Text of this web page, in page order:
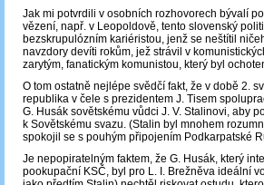
Jak mi potvrdili v osobních rozhovorech bývalí
vězení, např. v Leopoldově, tento slovenský
bezskrupulózním kariéristou, jenž se neštítil
navzdory devíti rokům, jež strávil v
zarytým, fanatickým komunistou, který byl
O tom ostatně nejlépe svědčí fakt, že v době 2.
republika v čele s prezidentem J. Tisem
G. Husák sovětskému vůdci J. V. Stalinovi, aby
k Sovětskému svazu. (Stalin byl mnohem
spokojil se s pouhým připojením Podkarpatské
Je nepopiratelným faktem, že G. Husák, který
pookupační KSČ, byl pro L. I. Brežněva ideální